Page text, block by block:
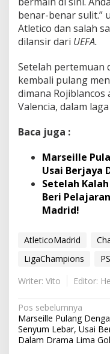
benar-benar sulit.”
Atletico dan salah
dilansir dari UEFA.
Setelah pertemuan
kembali pulang
dimana
Valencia, dalam
Baca juga :
Marseille
Usai Berjaya
Setelah
Beri
Madrid!
AtleticoMadrid
LigaChampions
Writer: Vito
Editor:
N
a
v
Pos sebelumnya
Marseille Pulang
Senyum Lebar, Usai
Dalam Drama Lima